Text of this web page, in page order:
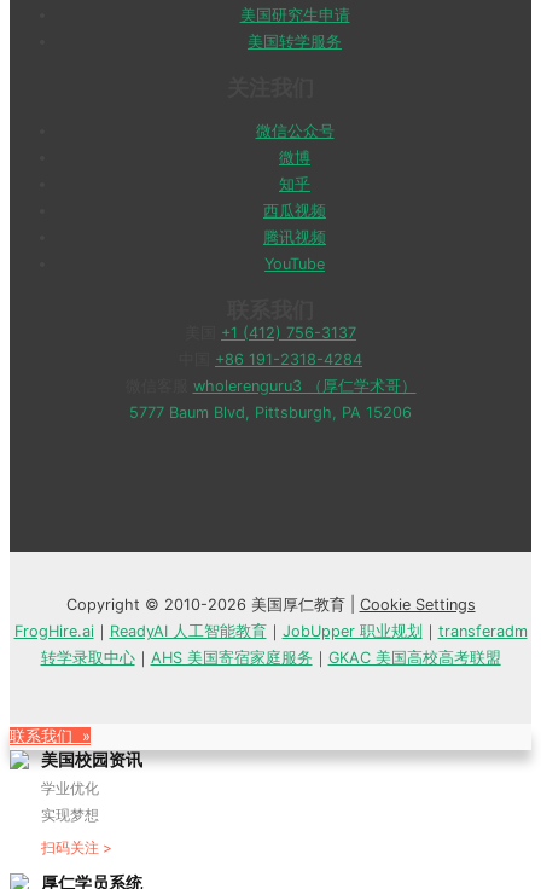
美国研究生申请
美国转学服务
微信公众号
微博
知乎
西瓜视频
腾讯视频
YouTube
+1 (412) 756-3137
+86 191-2318-4284
wholerenguru3 （厚仁学术哥）
5777 Baum Blvd, Pittsburgh, PA 15206
Copyright © 2010-2026 美国厚仁教育 | Cookie Settings
FrogHire.ai｜ ReadyAI 人工智能教育｜ JobUpper 职业规划 ｜ transferadm
转学录取中心｜ AHS 美国寄宿家庭服务 ｜ GKAC 美国高校高考联盟
联系我们 »
美国校园资讯
学业优化
实现梦想
扫码关注 >
厚仁学员系统